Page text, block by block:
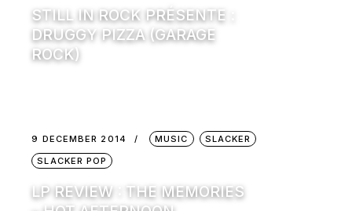
STILL IN ROCK PRÉSENTE :
DRUGGY PIZZA (GARAGE
ROCK)
9 DECEMBER 2014 MUSIC
SLACKER
SLACKER POP
LP REVIEW : THE MEMORIES